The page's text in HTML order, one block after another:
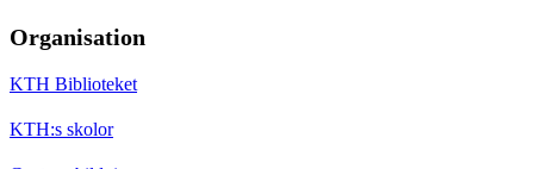
Organisation
KTH Biblioteket
KTH:s skolor